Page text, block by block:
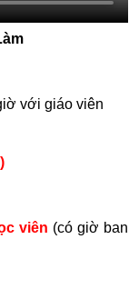
với giáo viên
viên (có giờ ban